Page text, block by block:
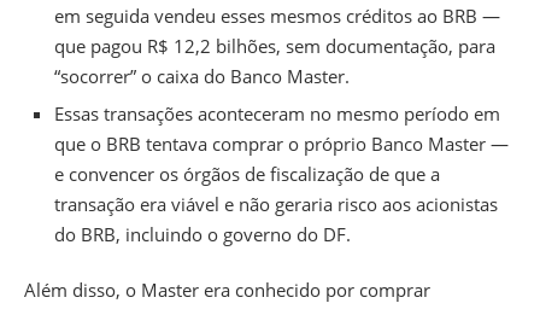
em seguida vendeu esses mesmos créditos ao BRB —
que pagou R$ 12,2 bilhões, sem documentação, para
“socorrer” o caixa do Banco Master.
Essas transações aconteceram no mesmo período em
que o BRB tentava comprar o próprio Banco Master —
e convencer os órgãos de fiscalização de que a
transação era viável e não geraria risco aos acionistas
do BRB, incluindo o governo do DF.
Além disso, o Master era conhecido por comprar